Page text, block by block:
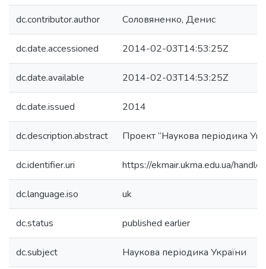
dc.contributor.author Соловяненко, Денис
dc.date.accessioned 2014-02-03T14:53:25Z
dc.date.available 2014-02-03T14:53:25Z
dc.date.issued 2014
dc.description.abstract Проект “Наукова періодика
dc.identifier.uri https://ekmair.ukma.edu.ua/
dc.language.iso uk
dc.status published earlier
dc.subject Наукова періодика України